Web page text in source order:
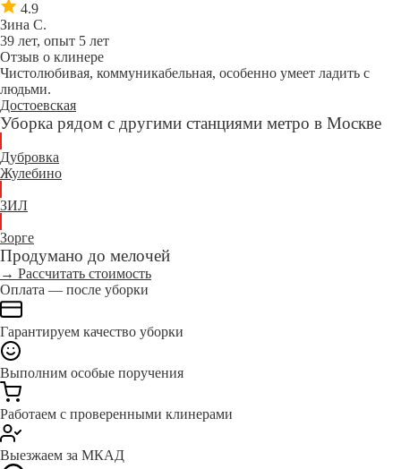
4.9
Зина С.
39 лет, опыт 5 лет
Отзыв о клинере
Чистолюбивая, коммуникабельная, особенно умеет ладить с
людьми.
Достоевская
Уборка рядом с другими станциями метро в Москве
Дубровка
Жулебино
ЗИЛ
Зорге
Продумано до мелочей
→ Рассчитать стоимость
Оплата — после уборки
Гарантируем качество уборки
Выполним особые поручения
Работаем с проверенными клинерами
Выезжаем за МКАД